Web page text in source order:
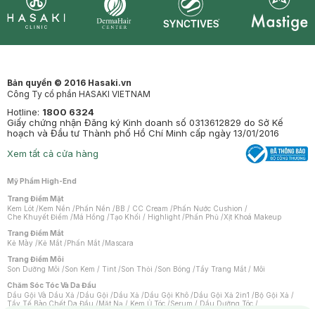
Bản quyền © 2016 Hasaki.vn
Công Ty cổ phần HASAKI VIETNAM
Hotline: 1800 6324
Giấy chứng nhận Đăng ký Kinh doanh số 0313612829 do Sở Kế
hoạch và Đầu tư Thành phố Hồ Chí Minh cấp ngày 13/01/2016
Xem tất cả cửa hàng
Mỹ Phẩm High-End
Trang Điểm Mặt
Kem Lót /Kem Nền /Phấn Nền /BB / CC Cream /Phấn Nước Cushion /
Che Khuyết Điểm /Má Hồng /Tạo Khối / Highlight /Phấn Phủ /Xịt Khoá Makeup
Trang Điểm Mắt
Kẻ Mày /Kẻ Mắt /Phấn Mắt /Mascara
Trang Điểm Môi
Son Dưỡng Môi /Son Kem / Tint /Son Thỏi /Son Bóng /Tẩy Trang Mắt / Môi
Chăm Sóc Tóc Và Da Đầu
Dầu Gội Và Dầu Xả /Dầu Gội /Dầu Xả /Dầu Gội Khô /Dầu Gội Xả 2in1 /Bộ Gội Xả /
Tẩy Tế Bào Chết Da Đầu /Mặt Nạ / Kem Ủ Tóc /Serum / Dầu Dưỡng Tóc /